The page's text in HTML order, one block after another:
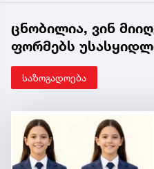
ცნობილია, ვინ
ფორმებს
საზოგადოება